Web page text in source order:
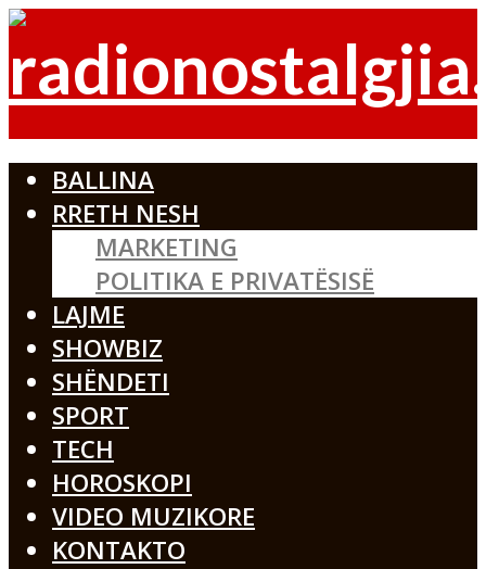
BALLINA
RRETH NESH
MARKETING
POLITIKA E PRIVATËSISË
LAJME
SHOWBIZ
SHËNDETI
SPORT
TECH
HOROSKOPI
VIDEO MUZIKORE
KONTAKTO